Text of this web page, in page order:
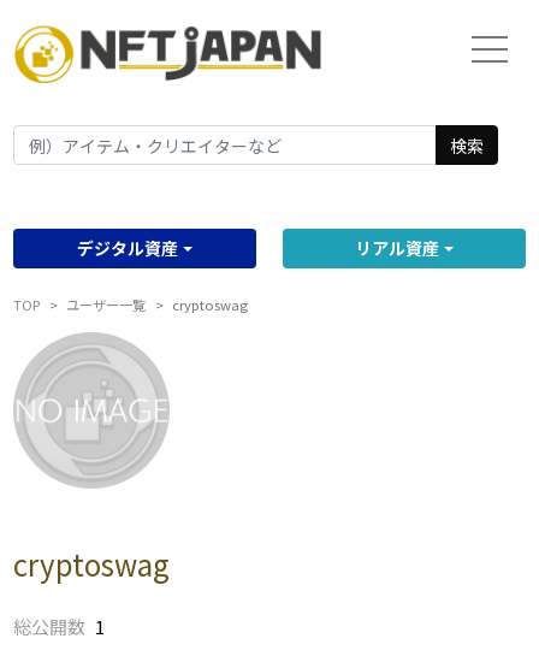
検索
デジタル資産 リアル資産
TOP ユーザー一覧 cryptoswag
cryptoswag
総公開数 1